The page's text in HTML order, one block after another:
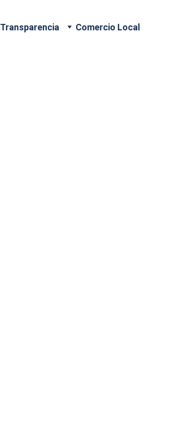
Transparencia
Comercio Local